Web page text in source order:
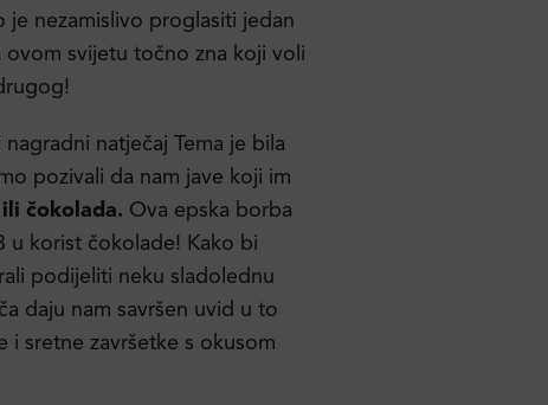
je nezamislivo proglasiti jedan
svijetu točno zna koji voli
natječaj Tema je bila
pozivali da nam jave koji im
čokolada. Ova epska borba
u korist čokolade! Kako bi
podijeliti neku sladolednu
daju nam savršen uvid u to
i sretne završetke s okusom